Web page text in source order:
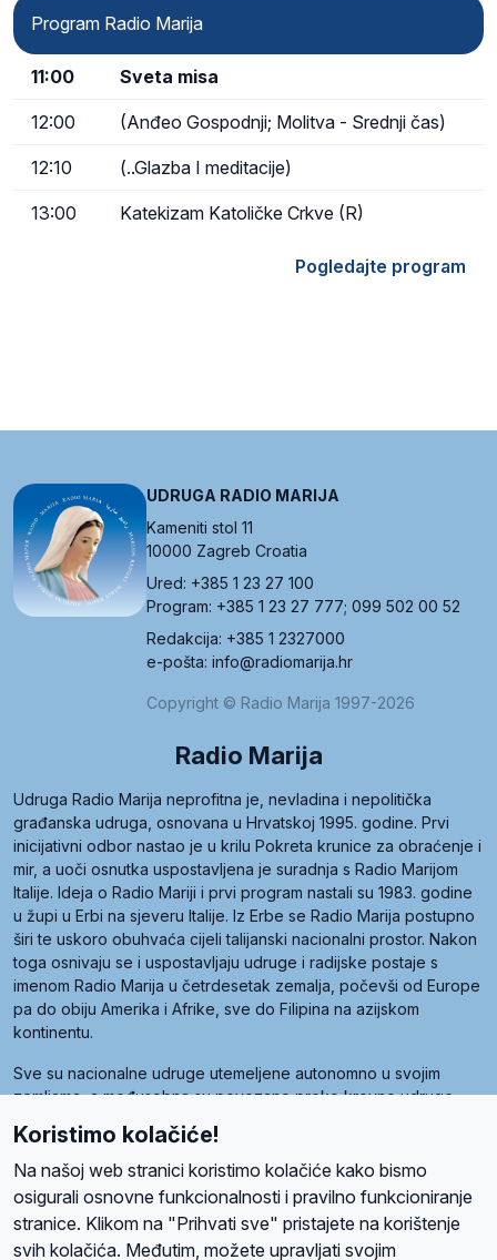
Program Radio Marija
11:00 Sveta misa
12:00 (Anđeo Gospodnji; Molitva - Srednji čas)
12:10 (..Glazba I meditacije)
13:00 Katekizam Katoličke Crkve (R)
Pogledajte program
UDRUGA RADIO MARIJA
Kameniti stol 11
10000 Zagreb Croatia
Ured: +385 1 23 27 100
Program: +385 1 23 27 777; 099 502 00 52
Redakcija: +385 1 2327000
e-pošta: info@radiomarija.hr
Copyright © Radio Marija 1997-2026
Radio Marija
Udruga Radio Marija neprofitna je, nevladina i nepolitička
građanska udruga, osnovana u Hrvatskoj 1995. godine. Prvi
inicijativni odbor nastao je u krilu Pokreta krunice za obraćenje i
mir, a uoči osnutka uspostavljena je suradnja s Radio Marijom
Italije. Ideja o Radio Mariji i prvi program nastali su 1983. godine
u župi u Erbi na sjeveru Italije. Iz Erbe se Radio Marija postupno
širi te uskoro obuhvaća cijeli talijanski nacionalni prostor. Nakon
toga osnivaju se i uspostavljaju udruge i radijske postaje s
imenom Radio Marija u četrdesetak zemalja, počevši od Europe
pa do obiju Amerika i Afrike, sve do Filipina na azijskom
kontinentu.
Sve su nacionalne udruge utemeljene autonomno u svojim
zemljama, a međusobna su povezane preko krovne udruge
Radio Maria). Svjetsku obitelj utemeljilo je sedam članica, među
kojima je i hrvatska Udruga Radio Marija.
Koristimo kolačiće!
Na našoj web stranici koristimo kolačiće kako bismo
osigurali osnovne funkcionalnosti i pravilno funkcioniranje
stranice. Klikom na "Prihvati sve" pristajete na korištenje
svih kolačića. Međutim, možete upravljati svojim